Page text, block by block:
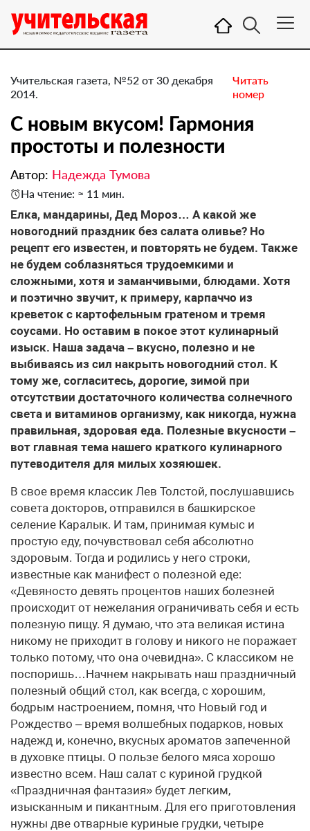
Учительская газета, №52 от 30 декабря
2014.
Читать
номер
С новым вкусом! Гармония
простоты и полезности
Автор: Надежда Тумова
На чтение: ≈ 11 мин.
Елка, мандарины, Дед Мороз… А какой же
новогодний праздник без салата оливье? Но
рецепт его известен, и повторять не будем. Также
не будем соблазняться трудоемкими и
сложными, хотя и заманчивыми, блюдами. Хотя
и поэтично звучит, к примеру, карпаччо из
креветок с картофельным гратеном и тремя
соусами. Но оставим в покое этот кулинарный
изыск. Наша задача – вкусно, полезно и не
выбиваясь из сил накрыть новогодний стол. К
тому же, согласитесь, дорогие, зимой при
отсутствии достаточного количества солнечного
света и витаминов организму, как никогда, нужна
правильная, здоровая еда. Полезные вкусности –
вот главная тема нашего краткого кулинарного
путеводителя для милых хозяюшек.
В свое время классик Лев Толстой, послушавшись
совета докторов, отправился в башкирское
селение Каралык. И там, принимая кумыс и
простую еду, почувствовал себя абсолютно
здоровым. Тогда и родились у него строки,
известные как манифест о полезной еде:
«Девяносто девять процентов наших болезней
происходит от нежелания ограничивать себя и есть
полезную пищу. Я думаю, что эта великая истина
никому не приходит в голову и никого не поражает
только потому, что она очевидна». С классиком не
поспоришь…Начнем накрывать наш праздничный
полезный общий стол, как всегда, с хорошим,
бодрым настроением, помня, что Новый год и
Рождество – время волшебных подарков, новых
надежд и, конечно, вкусных ароматов запеченной
в духовке птицы. О пользе белого мяса хорошо
известно всем. Наш салат с куриной грудкой
«Праздничная фантазия» будет легким,
изысканным и пикантным. Для его приготовления
нужны две отварные куриные грудки, четыре